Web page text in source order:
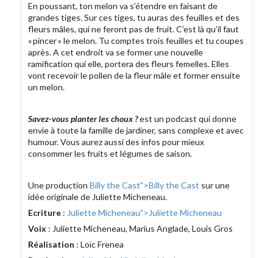
En poussant, ton melon va s’étendre en faisant de
grandes tiges. Sur ces tiges, tu auras des feuilles et des
fleurs mâles, qui ne feront pas de fruit. C’est là qu’il faut
« pincer » le melon. Tu comptes trois feuilles et tu coupes
après. A cet endroit va se former une nouvelle
ramification qui elle, portera des fleurs femelles. Elles
vont recevoir le pollen de la fleur mâle et former ensuite
un melon.
Savez-vous planter les choux ?est un podcast qui donne
envie à toute la famille de jardiner, sans complexe et avec
humour. Vous aurez aussi des infos pour mieux
consommer les fruits et légumes de saison.
Une productionBilly the Cast">Billy the Cast sur une
idée originale de Juliette Micheneau.
Ecriture : Juliette Micheneau">Juliette Micheneau
Voix : Juliette Micheneau, Marius Anglade, Louis Gros
Réalisation : Loïc Frenea